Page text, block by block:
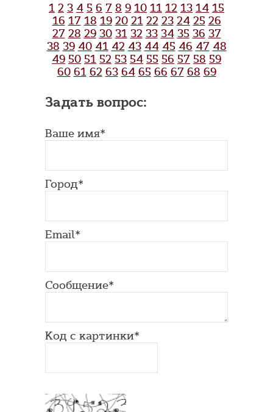
1 2 3 4 5 6 7 8 9 10 11 12 13 14 15
16 17 18 19 20 21 22 23 24 25 26
27 28 29 30 31 32 33 34 35 36 37
38 39 40 41 42 43 44 45 46 47 48
49 50 51 52 53 54 55 56 57 58 59
60 61 62 63 64 65 66 67 68 69
Задать вопрос:
Ваше имя*
Город*
Email*
Сообщение*
Код с картинки*